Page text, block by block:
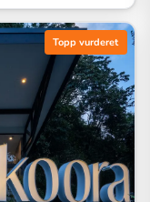
Topp vurderet